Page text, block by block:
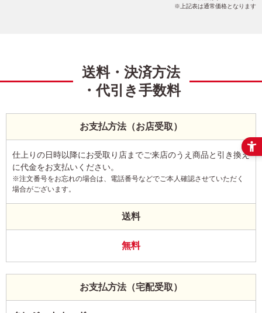
上記表は通常価格となります
送料・決済方法
・代引き手数料
お支払方法（お店受取）
仕上りの日時以降にお受取り店までご来店のうえ商品と引き換え
に代金をお支払いください。
※注文番号をお忘れの場合は、電話番号などでご本人確認させていただく
場合がございます。
送料
無料
お支払方法（宅配受取）